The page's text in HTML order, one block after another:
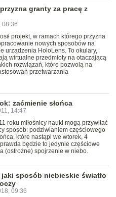
granty za pracę z
08:36
projekt, w ramach którego przyzna
nowych sposobów na
urządzenia HoloLens. To okulary,
wirtualne przedmioty na otaczającą
rozwiązań, które pozwolą na
przetwarzania
zaćmienie słońca
14:47
roku miłośnicy nauki mogą przywitać
sposób: podziwianiem częściowego
które nastąpi we wtorek, 4
będzie to jedynie częściowe
(ostrożne) spojrzenie w niebo.
sposób niebieskie światło
09:36